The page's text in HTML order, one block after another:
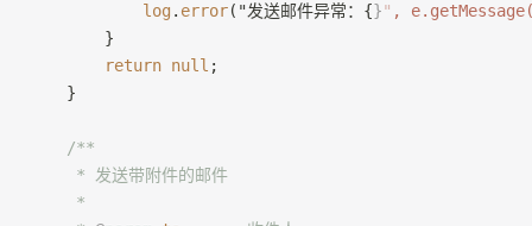
            log
. error("发送邮件异常：{}" ,
        }
        return
null ;
    }
    /**
     * 发送带附件的邮件
     *